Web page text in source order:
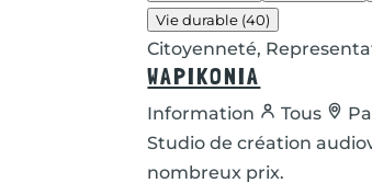
Vie durable (40)
Citoyenneté,
WAPIKONIA
Information Tous
Studio de création
nombreux prix.